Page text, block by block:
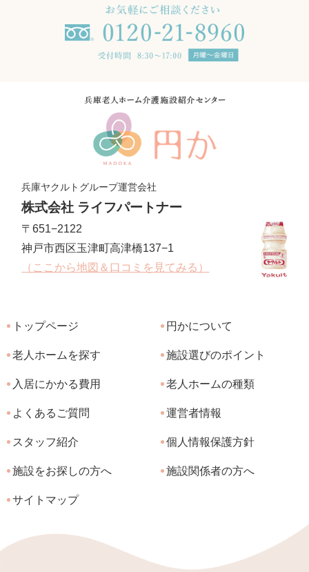
兵庫ヤクルトグループ運営会社
株式会社 ライフパートナー
〒651−2122
神戸市西区玉津町高津橋137−1
（ここから地図＆口コミを見てみる）
トップページ 円かについて
老人ホームを探す 施設選びのポイント
入居にかかる費用 老人ホームの種類
よくあるご質問 運営者情報
スタッフ紹介 個人情報保護方針
施設をお探しの方へ 施設関係者の方へ
サイトマップ